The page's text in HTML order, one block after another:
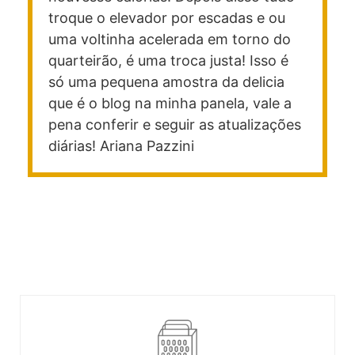
troque o elevador por escadas e ou
uma voltinha acelerada em torno do
quarteirão, é uma troca justa! Isso é
só uma pequena amostra da delicia
que é o blog na minha panela, vale a
pena conferir e seguir as atualizações
diárias! Ariana Pazzini